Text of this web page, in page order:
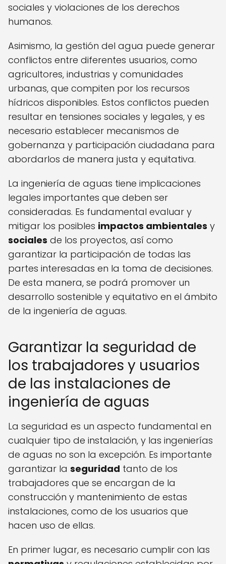
sociales y violaciones de los derechos
humanos.
Asimismo, la gestión del agua puede generar
conflictos entre diferentes usuarios, como
agricultores, industrias y comunidades
urbanas, que compiten por los recursos
hídricos disponibles. Estos conflictos pueden
resultar en tensiones sociales y legales, y es
necesario establecer mecanismos de
gobernanza y participación ciudadana para
abordarlos de manera justa y equitativa.
La ingeniería de aguas tiene implicaciones
legales importantes que deben ser
consideradas. Es fundamental evaluar y
mitigar los posibles impactos ambientales y
sociales de los proyectos, así como
garantizar la participación de todas las
partes interesadas en la toma de decisiones.
De esta manera, se podrá promover un
desarrollo sostenible y equitativo en el ámbito
de la ingeniería de aguas.
Garantizar la seguridad de
los trabajadores y usuarios
de las instalaciones de
ingeniería de aguas
La seguridad es un aspecto fundamental en
cualquier tipo de instalación, y las ingenierías
de aguas no son la excepción. Es importante
garantizar la seguridad tanto de los
trabajadores que se encargan de la
construcción y mantenimiento de estas
instalaciones, como de los usuarios que
hacen uso de ellas.
En primer lugar, es necesario cumplir con las